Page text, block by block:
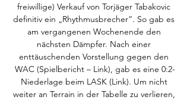
freiwillige) Verkauf von Torjäger Tabakovic
definitiv ein „Rhythmusbrecher“. So gab es
am vergangenen Wochenende den
nächsten Dämpfer. Nach einer
enttäuschenden Vorstellung gegen den
WAC (Spielbericht – Link), gab es eine 0:2-
Niederlage beim LASK (Link). Um nicht
weiter an Terrain in der Tabelle zu verlieren,